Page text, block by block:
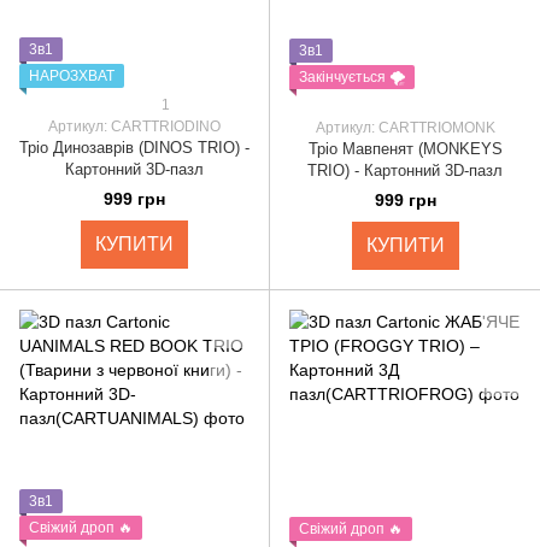
3в1
НАРОЗХВАТ
1
Артикул: CARTTRIODINO
Тріо Динозаврів (DINOS TRIO) -
Картонний 3D-пазл
999 грн
КУПИТИ
3в1
Закінчується 🌪️
Артикул: CARTTRIOMONK
Тріо Мавпенят (MONKEYS
TRIO) - Картонний 3D-пазл
999 грн
КУПИТИ
3в1
Свіжий дроп 🔥
Свіжий дроп 🔥